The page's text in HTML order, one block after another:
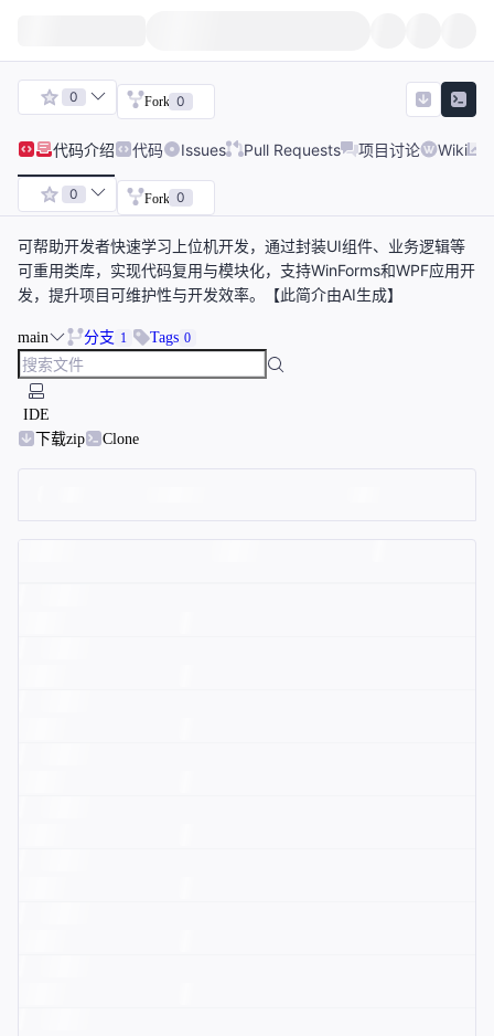
0 Fork 0
代码介绍 代码 Issues Pull Requests 项目讨论 Wiki
0 Fork 0
可帮助开发者快速学习上位机开发，通过封装UI组件、业务逻辑等
可重用类库，实现代码复用与模块化，支持WinForms和WPF应用开
发，提升项目可维护性与开发效率。【此简介由AI生成】
main 分支 1 Tags 0
IDE
下载zip
Clone